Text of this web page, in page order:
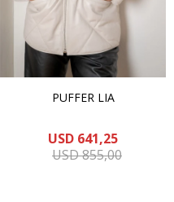
PUFFER LIA
USD 641,25
USD855,00